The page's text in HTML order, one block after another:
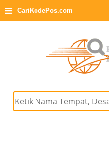
≡ CariKodePos.com